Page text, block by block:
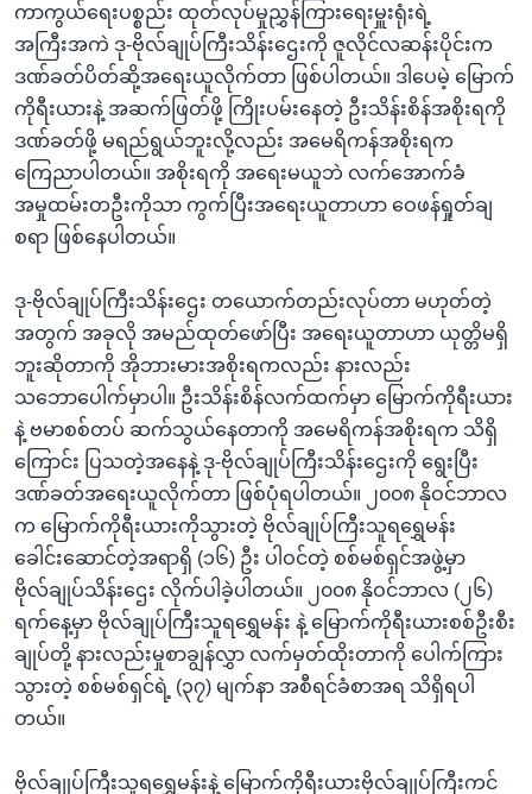
ကာကွယ်ရေးပစ္စည်း ထုတ်လုပ်မှုညွှန်ကြားရေးမှူးရုံးရဲ့
အကြီးအကဲ ဒု-ဗိုလ်ချုပ်ကြီးသိန်းဌေးကို ဇူလိုင်လဆန်းပိုင်းက
ဒဏ်ခတ်ပိတ်ဆို့အရေးယူလိုက်တာ ဖြစ်ပါတယ်။ ဒါပေမဲ့ မြောက်
ကိုရီးယားနဲ့ အဆက်ဖြတ်ဖို့ ကြိုးပမ်းနေတဲ့ ဦးသိန်းစိန်အစိုးရကို
ဒဏ်ခတ်ဖို့ မရည်ရွယ်ဘူးလို့လည်း အမေရိကန်အစိုးရက
ကြေညာပါတယ်။ အစိုးရကို အရေးမယူဘဲ လက်အောက်ခံ
အမှုထမ်းတဦးကိုသာ ကွက်ပြီးအရေးယူတာဟာ ဝေဖန်ရှုတ်ချ
စရာ ဖြစ်နေပါတယ်။
ဒု-ဗိုလ်ချုပ်ကြီးသိန်းဌေး တယောက်တည်းလုပ်တာ မဟုတ်တဲ့
အတွက် အခုလို အမည်ထုတ်ဖော်ပြီး အရေးယူတာဟာ ယုတ္တိမရှိ
ဘူးဆိုတာကို အိုဘားမားအစိုးရကလည်း နားလည်း
သဘောပေါက်မှာပါ။ ဦးသိန်းစိန်လက်ထက်မှာ မြောက်ကိုရီးယား
နဲ့ ဗမာစစ်တပ် ဆက်သွယ်နေတာကို အမေရိကန်အစိုးရက သိရှိ
ကြောင်း ပြသတဲ့အနေနဲ့ ဒု-ဗိုလ်ချုပ်ကြီးသိန်းဌေးကို ရွေးပြီး
ဒဏ်ခတ်အရေးယူလိုက်တာ ဖြစ်ပုံရပါတယ်။ ၂၀၀၈ နိုဝင်ဘာလ
က မြောက်ကိုရီးယားကိုသွားတဲ့ ဗိုလ်ချုပ်ကြီးသူရရွှေမန်း
ခေါင်းဆောင်တဲ့အရာရှိ (၁၆) ဦး ပါဝင်တဲ့ စစ်မစ်ရှင်အဖွဲ့မှာ
ဗိုလ်ချုပ်သိန်းဌေး လိုက်ပါခဲ့ပါတယ်။ ၂၀၀၈ နိုဝင်ဘာလ (၂၆)
ရက်နေ့မှာ ဗိုလ်ချုပ်ကြီးသူရရွှေမန်း နဲ့ မြောက်ကိုရီးယားစစ်ဦးစီး
ချုပ်တို့ နားလည်းမှုစာချွန်လွှာ လက်မှတ်ထိုးတာကို ပေါက်ကြား
သွားတဲ့ စစ်မစ်ရှင်ရဲ့ (၃၇) မျက်နာ အစီရင်ခံစာအရ သိရှိရပါ
တယ်။
ဗိုလ်ချုပ်ကြီးသူရရွှေမန်းနဲ့ မြောက်ကိုရီးယားဗိုလ်ချုပ်ကြီးကင်